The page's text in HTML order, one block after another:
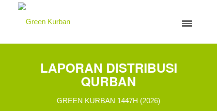
LAPORAN DISTRIBUSI
QURBAN
GREEN KURBAN 1447H (2026)